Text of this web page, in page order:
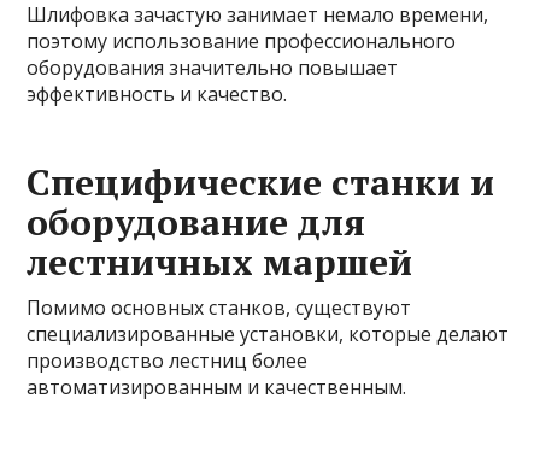
Шлифовка зачастую занимает немало времени,
поэтому использование профессионального
оборудования значительно повышает
эффективность и качество.
Специфические станки и
оборудование для
лестничных маршей
Помимо основных станков, существуют
специализированные установки, которые делают
производство лестниц более
автоматизированным и качественным.